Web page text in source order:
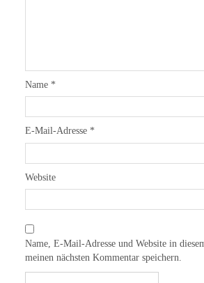
Name *
E-Mail-Adresse *
Website
Name, E-Mail-Adresse und Website in
meinen nächsten Kommentar speichern.